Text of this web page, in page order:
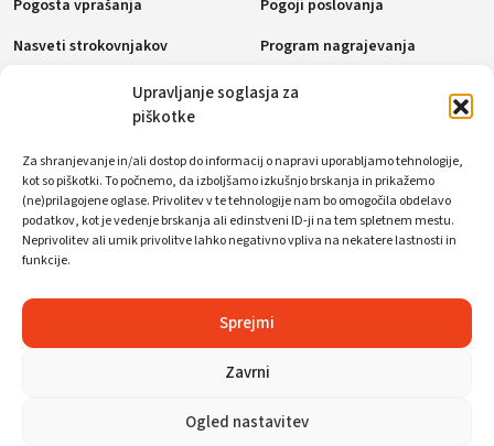
Upravljanje soglasja za
piškotke
Za shranjevanje in/ali dostop do informacij o napravi uporabljamo tehnologije,
kot so piškotki. To počnemo, da izboljšamo izkušnjo brskanja in prikažemo
(ne)prilagojene oglase. Privolitev v te tehnologije nam bo omogočila obdelavo
podatkov, kot je vedenje brskanja ali edinstveni ID-ji na tem spletnem mestu.
Neprivolitev ali umik privolitve lahko negativno vpliva na nekatere lastnosti in
funkcije.
Sprejmi
Zavrni
Ogled nastavitev
Pogosta vprašanja
Nasveti strokovnjakov
Pogoji poslovanja
Program nagrajevanja
Politika piškotkov (EU)
Socialna omrežja
© WorkFoxx. Vse pravice pridržane.